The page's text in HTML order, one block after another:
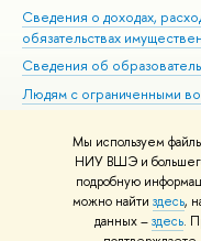
Мы используем
НИУ ВШЭ и большего
подробную
можно найти здесь,
данных –здесь.
Сведения о доходах,
обязательствах
Сведения об
Людям с ограниченными
Работа в Вышке